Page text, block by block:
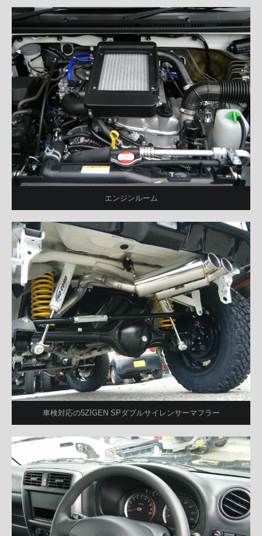
エンジンルーム
車検対応の5ZIGEN SPダブルサイレンサーマフラー